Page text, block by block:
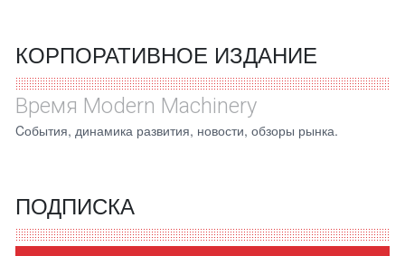
КОРПОРАТИВНОЕ ИЗДАНИЕ
Время Modern Machinery
Cобытия, динамика развития, новости, обзоры рынка.
ПОДПИСКА